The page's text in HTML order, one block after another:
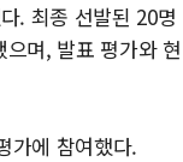
. 최종 선발된 20명
며, 발표 평가와 현
가에 참여했다.